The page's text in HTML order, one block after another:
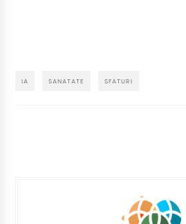
IA SANATATE SFATURI